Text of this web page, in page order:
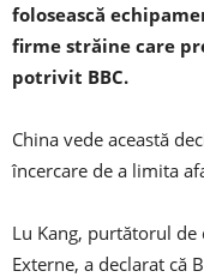
folosească
firme străine care
potrivit BBC.
China vede această
încercare de a limita
Lu Kang, purtătorul
Externe, a declarat că